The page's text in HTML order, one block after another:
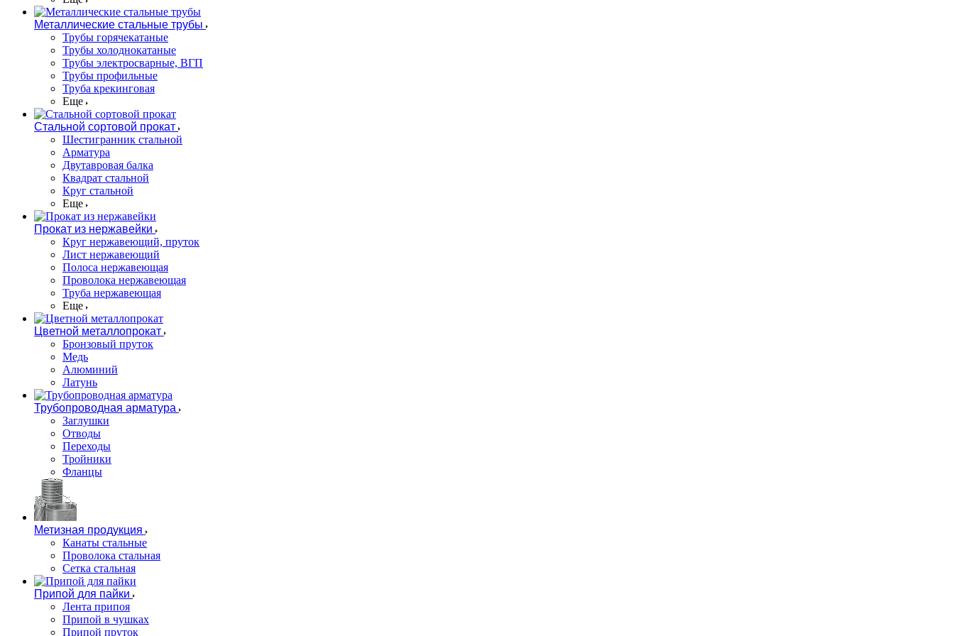
Металлические стальные трубы
Трубы горячекатаные
Трубы холоднокатаные
Трубы электросварные, ВГП
Трубы профильные
Труба крекинговая
Еще
Стальной сортовой прокат
Шестигранник стальной
Арматура
Двутавровая балка
Квадрат стальной
Круг стальной
Еще
Прокат из нержавейки
Круг нержавеющий, пруток
Лист нержавеющий
Полоса нержавеющая
Проволока нержавеющая
Труба нержавеющая
Еще
Цветной металлопрокат
Бронзовый пруток
Медь
Алюминий
Латунь
Трубопроводная арматура
Заглушки
Отводы
Переходы
Тройники
Фланцы
Метизная продукция
Канаты стальные
Проволока стальная
Сетка стальная
Припой для пайки
Лента припоя
Припой в чушках
Припой пруток